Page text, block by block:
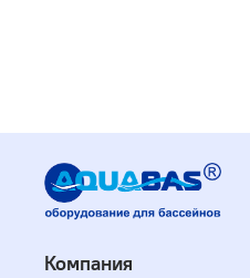
Компания